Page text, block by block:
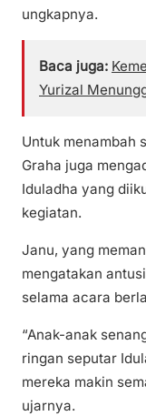
ungkapnya.
Baca juga:
Yurizal
Untuk menambah
Graha juga
Iduladha yang
kegiatan.
Janu, yang
mengatakan
selama acara
“Anak-anak
ringan seputar
mereka makin
ujarnya.